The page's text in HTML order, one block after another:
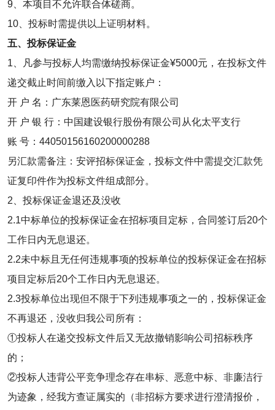
9、本项目不允许联合体磋商。
10、投标时需提供以上证明材料。
五、投标保证金
1、凡参与投标人均需缴纳投标保证金¥5000元，在投标文件
递交截止时间前缴入以下指定账户：
开 户 名：广东莱恩医药研究院有限公司
开 户 银 行：中国建设银行股份有限公司从化太平支行
账 号：44050156160200000288
另汇款需备注：安评招标保证金，投标文件中需提交汇款凭
证复印件作为投标文件组成部分。
2、投标保证金退还及没收
2.1中标单位的投标保证金在招标项目定标，合同签订后20个
工作日内无息退还。
2.2未中标且无任何违规事项的投标单位的投标保证金在招标
项目定标后20个工作日内无息退还。
2.3投标单位出现但不限于下列违规事项之一的，投标保证金
不再退还，没收归我公司所有：
①投标人在递交投标文件后又无故撤销影响公司招标秩序
的；
②投标人违背公平竞争理念存在串标、恶意中标、非廉洁行
为迹象，经我方查证属实的（非招标方要求进行澄清报价，